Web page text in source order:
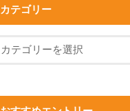
カテゴリー